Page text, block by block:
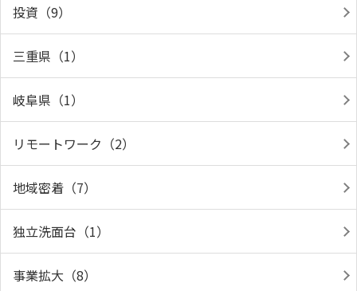
投資（9）
三重県（1）
岐阜県（1）
リモートワーク（2）
地域密着（7）
独立洗面台（1）
事業拡大（8）